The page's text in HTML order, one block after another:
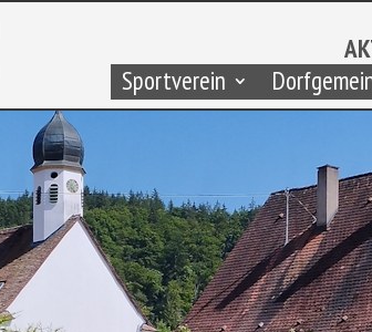
Sportverein